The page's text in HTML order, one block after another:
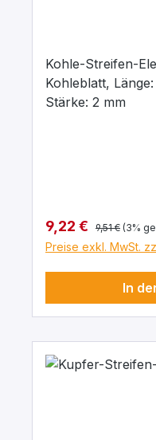
Kohle-Streifen-
Kohleblatt,
Stärke: 2 mm
Verkaufspreis:
9,22 € Regulärer
9,51 € (3%
Preise exkl. MwSt.
In